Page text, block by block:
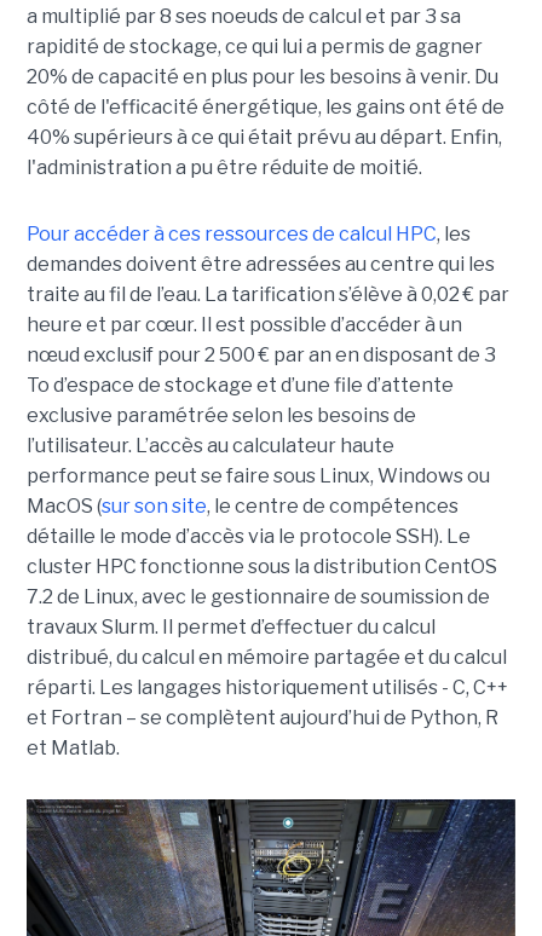
a multiplié par 8 ses noeuds de calcul et par 3 sa
rapidité de stockage, ce qui lui a permis de gagner
20% de capacité en plus pour les besoins à venir. Du
côté de l'efficacité énergétique, les gains ont été de
40% supérieurs à ce qui était prévu au départ. Enfin,
l'administration a pu être réduite de moitié.
Pour accéder à ces ressources de calcul HPC, les
demandes doivent être adressées au centre qui les
traite au fil de l’eau. La tarification s’élève à 0,02 € par
heure et par cœur. Il est possible d’accéder à un
nœud exclusif pour 2 500 € par an en disposant de 3
To d’espace de stockage et d’une file d’attente
exclusive paramétrée selon les besoins de
l’utilisateur. L’accès au calculateur haute
performance peut se faire sous Linux, Windows ou
MacOS (sur son site, le centre de compétences
détaille le mode d’accès via le protocole SSH). Le
cluster HPC fonctionne sous la distribution CentOS
7.2 de Linux, avec le gestionnaire de soumission de
travaux Slurm. Il permet d’effectuer du calcul
distribué, du calcul en mémoire partagée et du calcul
réparti. Les langages historiquement utilisés - C, C++
et Fortran – se complètent aujourd’hui de Python, R
et Matlab.